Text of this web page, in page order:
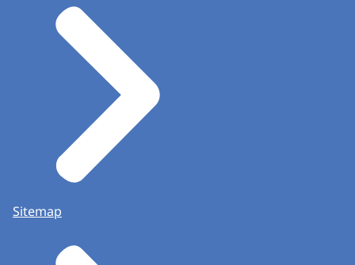
Sitemap